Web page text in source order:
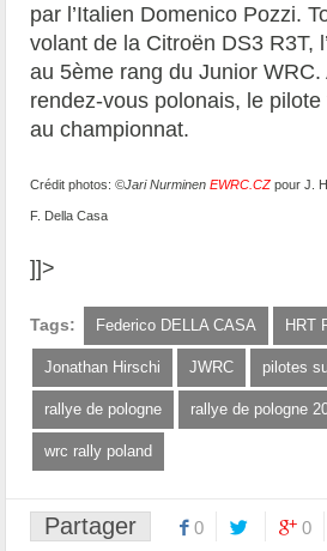
par l’Italien Domenico Pozzi.
volant de la Citroën DS3 R3T,
au 5ème rang du Junior WRC.
rendez-vous polonais, le
au championnat.
Crédit photos:©Jari NurminenEWRC.CZ pour J.
F. Della Casa
]]>
Tags: Federico DELLA CASA HRT
Jonathan Hirschi JWRC pilotes
rallye de pologne rallye de pologne
wrc rally poland
Partager 0 0